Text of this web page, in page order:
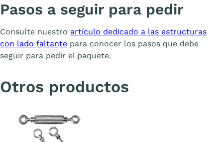
Pasos a seguir para pedir
Consulte nuestro artículo dedicado a las estructuras
con lado faltante para conocer los pasos que debe
seguir para pedir el paquete.
Otros productos